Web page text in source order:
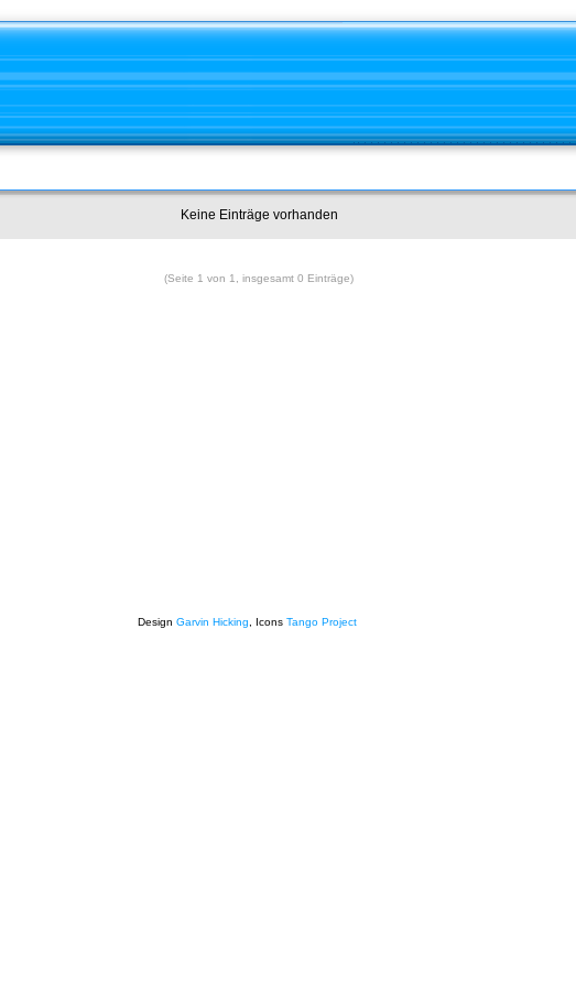
Keine Einträge vorhanden
(Seite 1 von 1, insgesamt 0 Einträge)
Design Garvin Hicking , Icons Tango Project